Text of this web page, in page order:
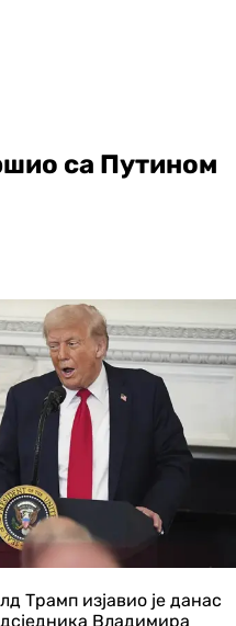
са Путином
Трамп изјавио је данас
Владимира